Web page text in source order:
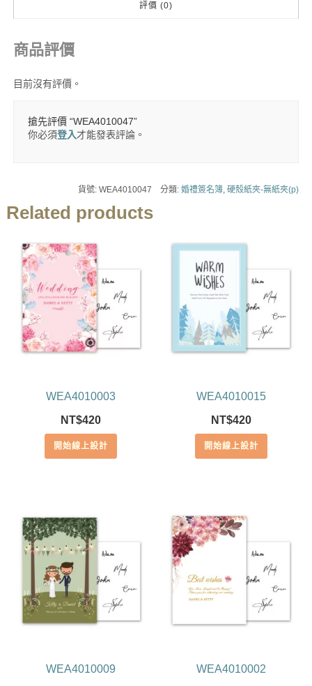
評價 (0)
商品評價
目前沒有評價。
搶先評價 “WEA4010047”
你必須登入才能發表評論。
貨號:WEA4010047 分類:婚禮簽名簿,硬殼紙夾-無紙夾(p)
Related products
WEA4010003
NT$420
開始線上設計
WEA4010015
NT$420
開始線上設計
WEA4010009
WEA4010002